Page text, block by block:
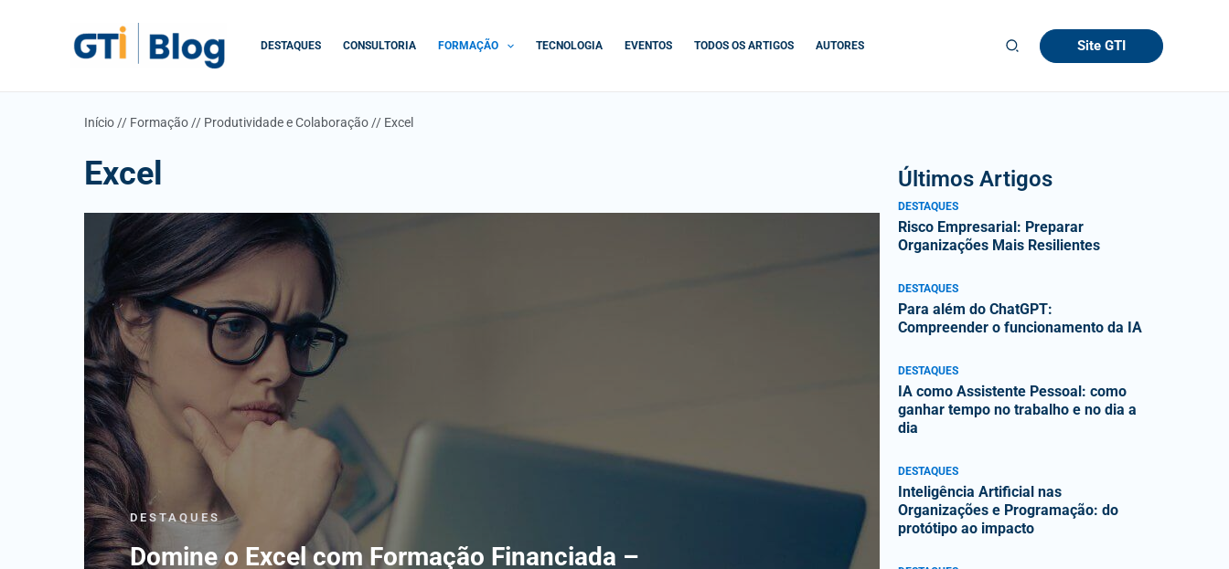
DESTAQUES CONSULTORIA FORMAÇÃO TECNOLOGIA EVENTOS TODOS OS ARTIGOS AUTORES Site GTI
Início // Formação // Produtividade e Colaboração // Excel
Excel
DESTAQUES
Domine o Excel com Formação Financiada –
Últimos Artigos
DESTAQUES
Risco Empresarial: Preparar
Organizações Mais Resilientes
DESTAQUES
Para além do ChatGPT:
Compreender o funcionamento da IA
DESTAQUES
IA como Assistente Pessoal: como
ganhar tempo no trabalho e no dia a
dia
DESTAQUES
Inteligência Artificial nas
Organizações e Programação: do
protótipo ao impacto